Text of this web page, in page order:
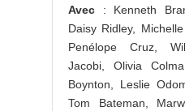
Avec : Kenneth
Daisy Ridley,
Penélope Cruz,
Jacobi, Olivia
Boynton, Leslie
Tom Bateman,